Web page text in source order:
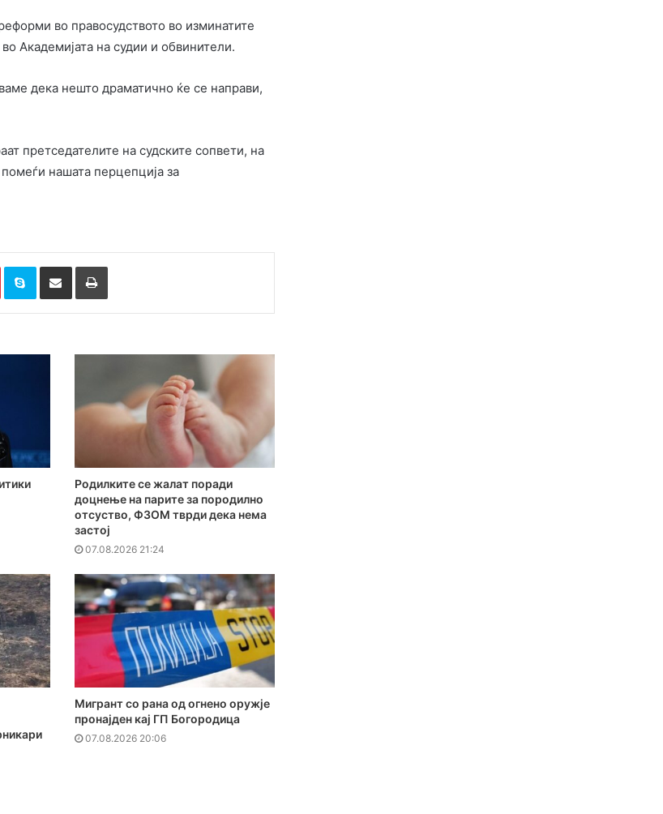
во правосудството во изминатите
Академијата на судии и обвинители.
дека нешто драматично ќе се направи,
претседателите на судските сопвети, на
нашата перцепција за
PinterestSkype Сподели преку Е-маил Испринтај
Родилките се жалат поради
доцнење на парите за породилно
отсуство, ФЗОМ тврди дека нема
застој
07.08.2026 21:24
Мигрант со рана од огнено оружје
пронајден кај ГП Богородица
07.08.2026 20:06